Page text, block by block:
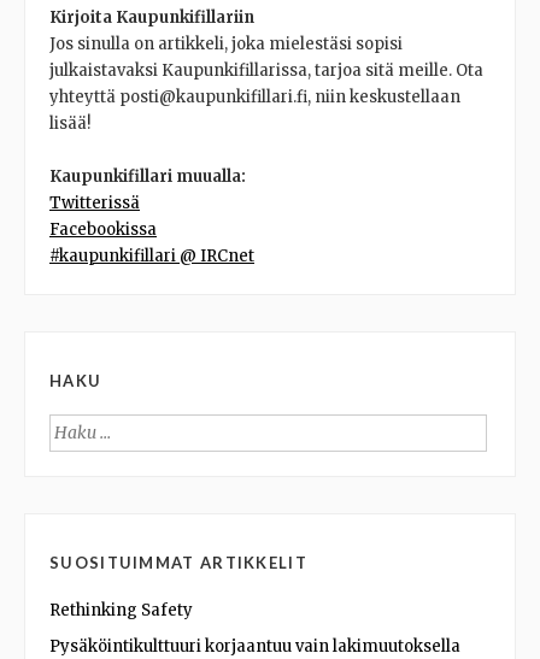
Kirjoita Kaupunkifillariin
Jos sinulla on artikkeli, joka mielestäsi sopisi
julkaistavaksi Kaupunkifillarissa, tarjoa sitä meille. Ota
yhteyttä posti@kaupunkifillari.fi, niin keskustellaan
lisää!
Kaupunkifillari muualla:
Twitterissä
Facebookissa
#kaupunkifillari @ IRCnet
HAKU
Haku:
SUOSITUIMMAT ARTIKKELIT
Rethinking Safety
Pysäköintikulttuuri korjaantuu vain lakimuutoksella